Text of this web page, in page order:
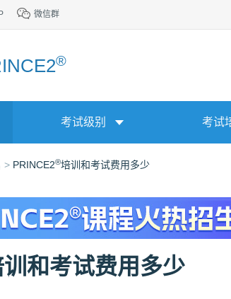
微信群
®
考试级别 考试
> PRINCE2®培训和考试费用多少
和考试费用多少